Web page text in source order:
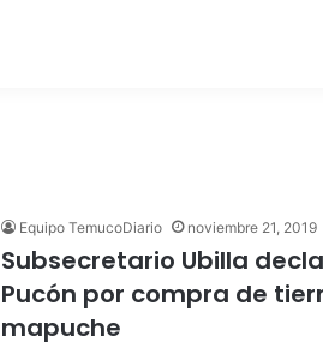
Equipo TemucoDiario noviembre 21, 2019
Subsecretario Ubilla
Pucón por compra de
mapuche